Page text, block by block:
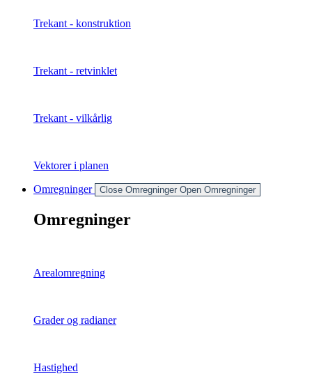
Trekant - konstruktion
Trekant - retvinklet
Trekant - vilkårlig
Vektorer i planen
Omregninger
Close Omregninger Open Omregninger
Omregninger
Arealomregning
Grader og radianer
Hastighed